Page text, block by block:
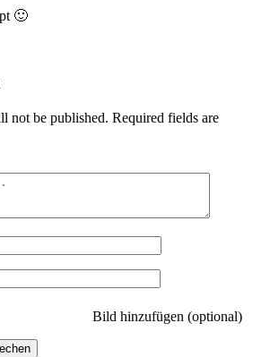
🙂
not be published. Required fields are
Bild hinzufügen (optional)